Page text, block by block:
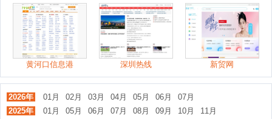
黄河口信息港 深圳热线 新贸网
2026年 01月 02月 03月 04月 05月 06月
07月
2025年
01月 05月 06月 07月 08月 09月 10月
11月